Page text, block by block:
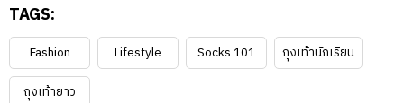
TAGS:
Fashion Lifestyle Socks 101
ถุงเท้านักเรียน
ถุงเท้ายาว